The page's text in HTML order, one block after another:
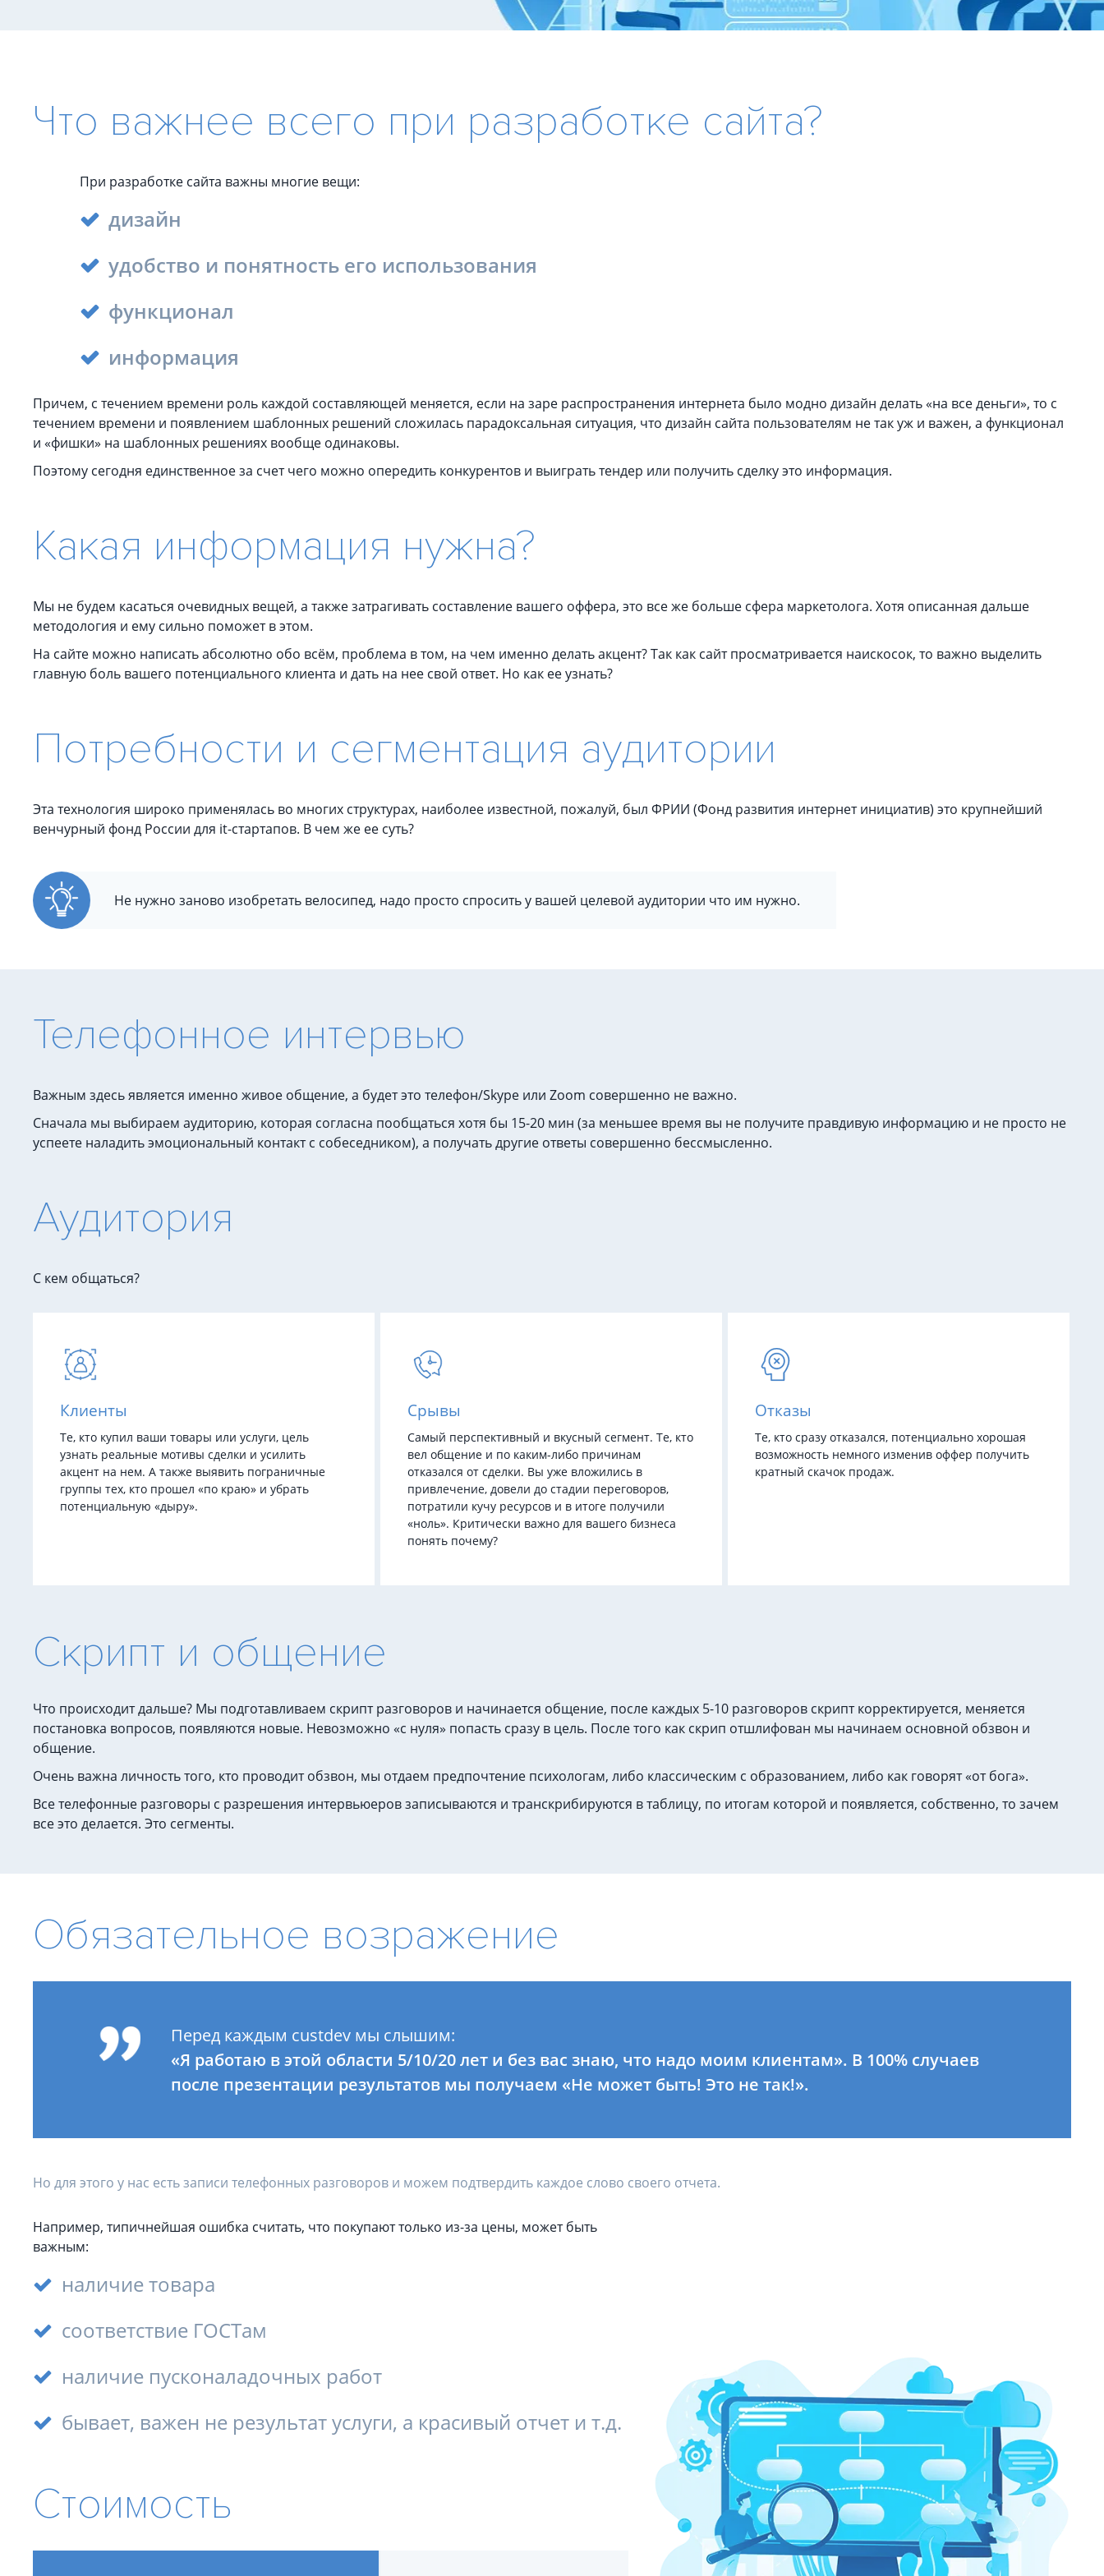
Что важнее всего при разработке сайта?
При разработке сайта важны многие вещи:
дизайн
удобство и понятность его использования
функционал
информация
Причем, с течением времени роль каждой составляющей меняется, если на заре распространения интернета было модно дизайн делать «на все деньги», то с
течением времени и появлением шаблонных решений сложилась парадоксальная ситуация, что дизайн сайта пользователям не так уж и важен, а функционал
и «фишки» на шаблонных решениях вообще одинаковы.
Поэтому сегодня единственное за счет чего можно опередить конкурентов и выиграть тендер или получить сделку это информация.
Какая информация нужна?
Мы не будем касаться очевидных вещей, а также затрагивать составление вашего оффера, это все же больше сфера маркетолога. Хотя описанная дальше
методология и ему сильно поможет в этом.
На сайте можно написать абсолютно обо всём, проблема в том, на чем именно делать акцент? Так как сайт просматривается наискосок, то важно выделить
главную боль вашего потенциального клиента и дать на нее свой ответ. Но как ее узнать?
Потребности и сегментация аудитории
Эта технология широко применялась во многих структурах, наиболее известной, пожалуй, был ФРИИ (Фонд развития интернет инициатив) это крупнейший
венчурный фонд России для it-стартапов. В чем же ее суть?
Не нужно заново изобретать велосипед, надо просто спросить у вашей целевой аудитории что им нужно.
Телефонное интервью
Важным здесь является именно живое общение, а будет это телефон/Skype или Zoom совершенно не важно.
Сначала мы выбираем аудиторию, которая согласна пообщаться хотя бы 15-20 мин (за меньшее время вы не получите правдивую информацию и не просто не
успеете наладить эмоциональный контакт с собеседником), а получать другие ответы совершенно бессмысленно.
Аудитория
С кем общаться?
Клиенты
Те, кто купил ваши товары или услуги, цель
узнать реальные мотивы сделки и усилить
акцент на нем. А также выявить пограничные
группы тех, кто прошел «по краю» и убрать
потенциальную «дыру».
Срывы
Самый перспективный и вкусный сегмент. Те, кто
вел общение и по каким-либо причинам
отказался от сделки. Вы уже вложились в
привлечение, довели до стадии переговоров,
потратили кучу ресурсов и в итоге получили
«ноль». Критически важно для вашего бизнеса
понять почему?
Отказы
Те, кто сразу отказался, потенциально хорошая
возможность немного изменив оффер получить
кратный скачок продаж.
Скрипт и общение
Что происходит дальше? Мы подготавливаем скрипт разговоров и начинается общение, после каждых 5-10 разговоров скрипт корректируется, меняется
постановка вопросов, появляются новые. Невозможно «с нуля» попасть сразу в цель. После того как скрип отшлифован мы начинаем основной обзвон и
общение.
Очень важна личность того, кто проводит обзвон, мы отдаем предпочтение психологам, либо классическим с образованием, либо как говорят «от бога».
Все телефонные разговоры с разрешения интервьюеров записываются и транскрибируются в таблицу, по итогам которой и появляется, собственно, то зачем
все это делается. Это сегменты.
Обязательное возражение
Перед каждым custdev мы слышим:
«Я работаю в этой области 5/10/20 лет и без вас знаю, что надо моим клиентам». В 100% случаев
после презентации результатов мы получаем «Не может быть! Это не так!».
Но для этого у нас есть записи телефонных разговоров и можем подтвердить каждое слово своего отчета.
Например, типичнейшая ошибка считать, что покупают только из-за цены, может быть
важным:
наличие товара
соответствие ГОСТам
наличие пусконаладочных работ
бывает, важен не результат услуги, а красивый отчет и т.д.
Стоимость
Комплексный аудит
Сквозная аналитика
Управление репутацией
ORWO.SEO Поисковое продвижение
Используемые сервисы
Развитие клиентской базы